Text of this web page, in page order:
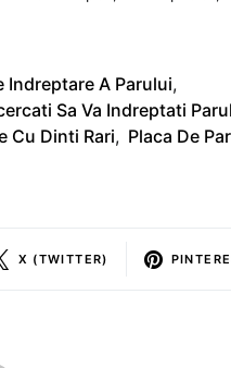
Indreptare A Parului,
Sa Va Indreptati Parul
Cu Dinti Rari, Placa De
X (TWITTER)